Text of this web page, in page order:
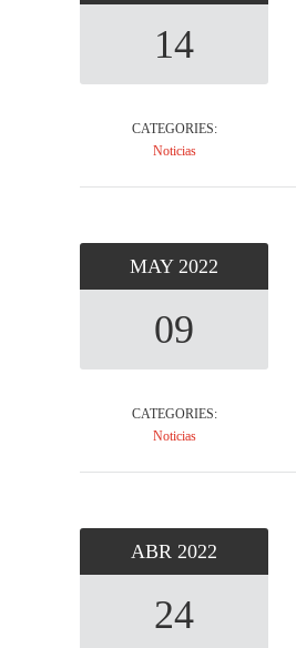
14
CATEGORIES:
Noticias
MAY 2022
09
CATEGORIES:
Noticias
ABR 2022
24